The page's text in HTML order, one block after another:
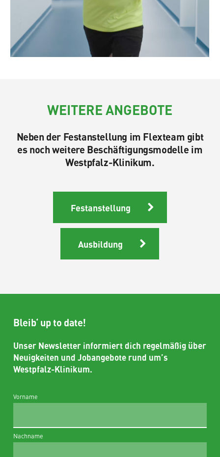
WEITERE ANGEBOTE
Neben der Festanstellung im Flexteam gibt
es noch weitere Beschäftigungsmodelle im
Westpfalz-Klinikum.
Festanstellung
Ausbildung
Bleib‘ up to date!
Unser Newsletter informiert dich regelmäßig über
Neuigkeiten und Jobangebote rund um’s
Westpfalz-Klinikum.
Vorname
Nachname